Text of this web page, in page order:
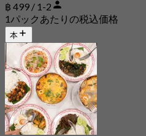
฿ 499 / 1-2
1パックあたりの税込価格
本